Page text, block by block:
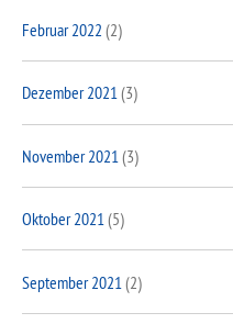
Februar 2022 (2)
Dezember 2021(3)
November 2021 (3)
Oktober 2021(5)
September 2021 (2)